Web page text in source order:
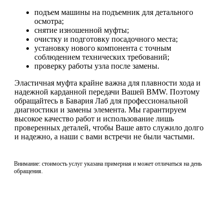
подъем машины на подъемник для детального
осмотра;
снятие изношенной муфты;
очистку и подготовку посадочного места;
установку нового компонента с точным
соблюдением технических требований;
проверку работы узла после замены.
Эластичная муфта крайне важна для плавности хода и
надежной карданной передачи Вашей BMW. Поэтому
обращайтесь в Бавария Лаб для профессиональной
диагностики и замены элемента. Мы гарантируем
высокое качество работ и использование лишь
проверенных деталей, чтобы Ваше авто служило долго
и надежно, а наши с вами встречи не были частыми.
Внимание: стоимость услуг указана примерная и может отличаться на день
обращения.